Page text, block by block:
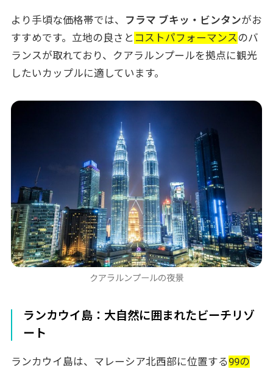
より手頃な価格帯では、 フラマ ブキッ・ビンタンがお
すすめです。立地の良さと コストパフォーマンスのバ
ランスが取れており、クアラルンプールを拠点に観光
したいカップルに適しています。
クアラルンプールの夜景
ランカウイ島：大自然に囲まれたビーチリゾ
ート
ランカウイ島は、マレーシア北西部に位置する99の